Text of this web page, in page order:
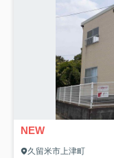
NEW
久留米市上津町